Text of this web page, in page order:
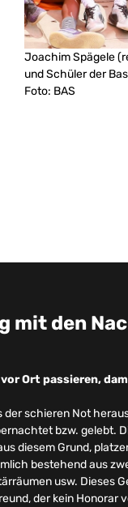
Joachim Spägele
und Schüler der
Foto: BAS
mit den
Ort passieren,
der schieren Not
bzw. gelebt.
diesem Grund,
bestehend aus
usw. Dieses
der kein Honorar